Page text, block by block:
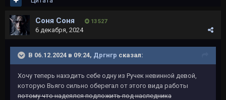
Соня Соня 13 527
6 декабря, 2024
В 06.12.2024 в 09:24, Дргнгр сказал:
Хочу теперь нахэдить себе одну из Ручек невинной девой,
которую Вьяго сильно оберегал от этого вида работы
потому что надеялся подложить под наследника